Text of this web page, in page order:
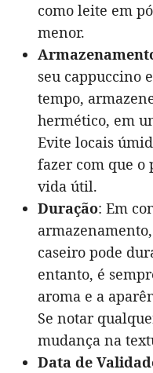
como leite em
menor.
seu cappuccino
tempo,
hermético, em
Evite locais
fazer com que o
vida útil.
Duração: Em
caseiro pode
entanto, é
aroma e a
Se notar
mudança na
Data de